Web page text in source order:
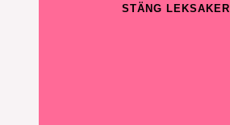
STÄNG LEKSAKER